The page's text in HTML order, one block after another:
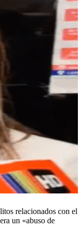
relacionados con el
un «abuso de